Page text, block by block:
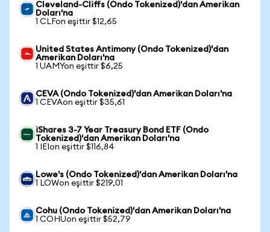
Cleveland-Cliffs (Ondo Tokenized)'dan Amerikan
Doları'na
1 CLFon eşittir $12,65
United States Antimony (Ondo Tokenized)'dan
Amerikan Doları'na
1 UAMYon eşittir $6,25
CEVA (Ondo Tokenized)'dan Amerikan Doları'na
1 CEVAon eşittir $35,61
iShares 3-7 Year Treasury Bond ETF (Ondo
Tokenized)'dan Amerikan Doları'na
1 IEIon eşittir $116,84
Lowe's (Ondo Tokenized)'dan Amerikan Doları'na
1 LOWon eşittir $219,01
Cohu (Ondo Tokenized)'dan Amerikan Doları'na
1 COHUon eşittir $52,79